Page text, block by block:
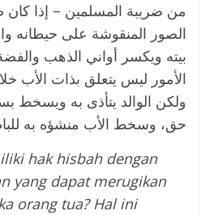
من ضريبة المسلمين – إذا كان
الصور المنقوشة على حيطانه
بيته ويكسر أواني الذهب
الأمور ليس يتعلق بذات الأب
ولكن الوالد يتأذى به ويسخط
حق، وسخط الأب منشؤه به
hak hisbah dengan
yang dapat merugikan
orang tua? Hal ini